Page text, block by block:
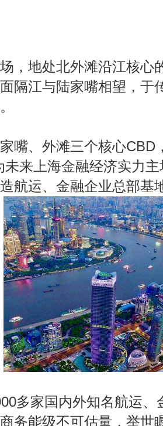
，地处北外滩沿江核心
隔江与陆家嘴相望，于
嘴、外滩三个核心CBD
未来上海金融经济实力
航运、金融企业总部基
多家国内外知名航运
务能级不可估量，举世